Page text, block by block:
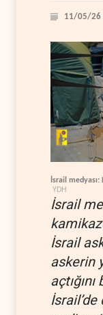
11/05/26
İsrail
YDH
İsrail
İsrail
askerin